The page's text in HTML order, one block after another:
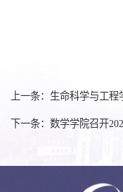
上一条：生命科学与工
下一条：数学学院召开